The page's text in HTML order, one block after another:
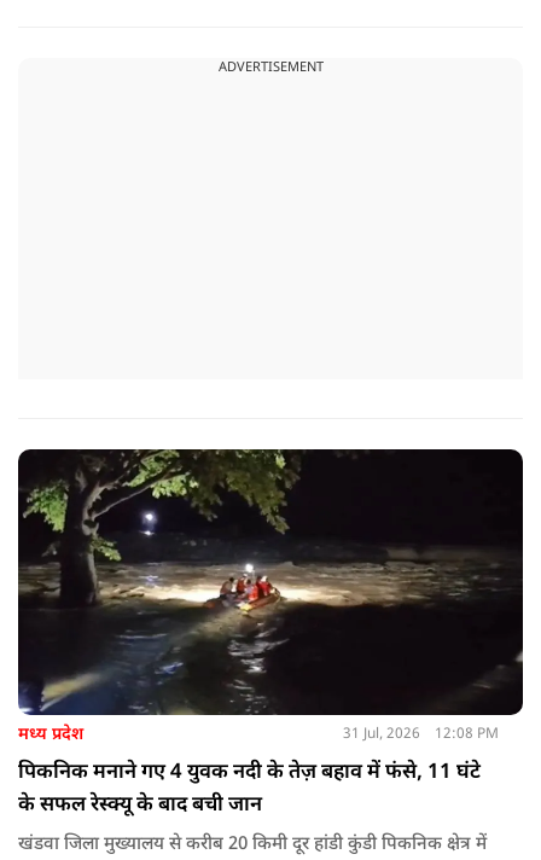
ADVERTISEMENT
मध्य प्रदेश 31 Jul, 2026 12:08 PM
पिकनिक मनाने गए 4 युवक नदी के तेज़ बहाव में फंसे, 11 घंटे
के सफल रेस्क्यू के बाद बची जान
खंडवा जिला मुख्यालय से करीब 20 किमी दूर हांडी कुंडी पिकनिक क्षेत्र में